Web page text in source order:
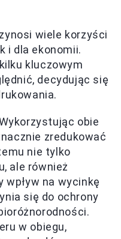
wiele korzyści
i dla ekonomii.
kluczowym
decydując się
obie
zredukować
nie tylko
ale również
wpływ na wycinkę
się do ochrony
w obiegu,